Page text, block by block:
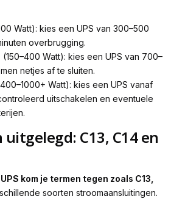
Watt): kies een UPS van 300–500
overbrugging.
(150–400 Watt): kies een UPS van 700–
netjes af te sluiten.
Watt): kies een UPS vanaf
uitschakelen en eventuele
C13, C14 en
kom je termen tegen zoals C13,
soorten stroomaansluitingen.